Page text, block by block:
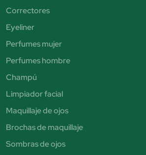
Correctores
Eyeliner
Perfumes mujer
Perfumes hombre
Champú
Limpiador facial
Maquillaje de ojos
Brochas de maquillaje
Sombras de ojos